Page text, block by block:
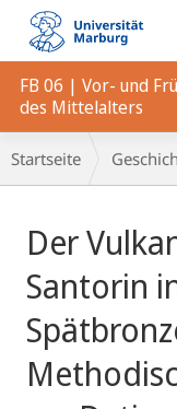
Mobile-
Navigation
FB 06 | Vor- und
des Mittelalters
Breadcrumb-
Navigation
Startseite
Der
Santorin